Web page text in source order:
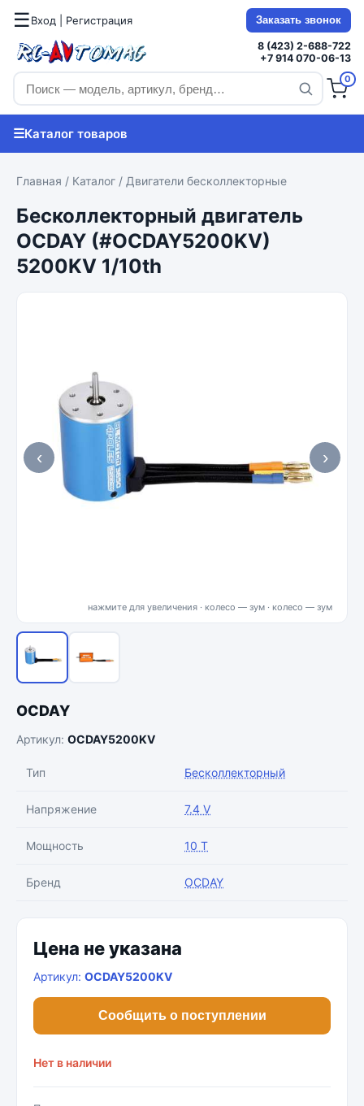
☰Вход | Регистрация Заказать звонок
8 (423) 2-688-722
+7 914 070-06-13
0
☰Каталог товаров
Главная / Каталог / Двигатели бесколлекторные
Бесколлекторный двигатель
OCDAY (#OCDAY5200KV)
5200KV 1/10th
‹
нажмите для увеличения · колесо — зум
›
OCDAY
Артикул: OCDAY5200KV
Тип Бесколлекторный
Напряжение 7.4 V
Мощность 10 T
Бренд OCDAY
Цена не указана
Артикул: OCDAY5200KV
Сообщить о поступлении
Нет в наличии